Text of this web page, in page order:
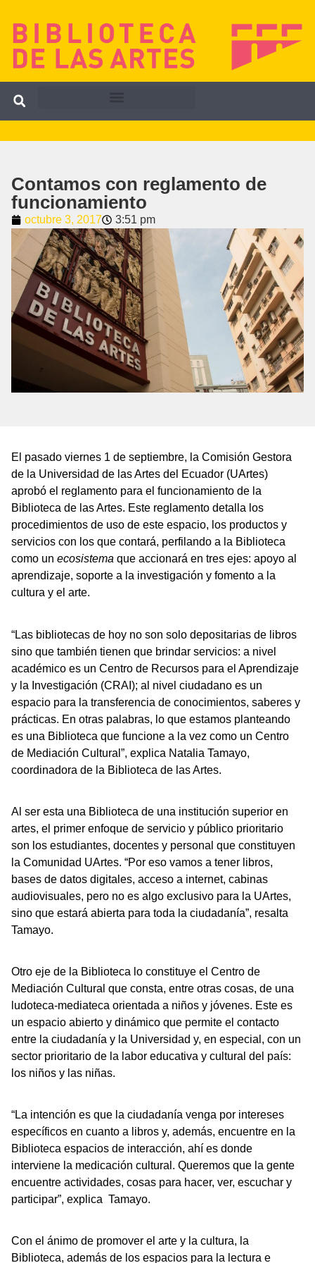
Contamos con reglamento de
funcionamiento
octubre 3, 2017 3:51 pm
El pasado viernes 1 de septiembre, la Comisión Gestora
de la Universidad de las Artes del Ecuador (UArtes)
aprobó el reglamento para el funcionamiento de la
Biblioteca de las Artes. Este reglamento detalla los
procedimientos de uso de este espacio, los productos y
servicios con los que contará, perfilando a la Biblioteca
como un ecosistema que accionará en tres ejes: apoyo al
aprendizaje, soporte a la investigación y fomento a la
cultura y el arte.
“Las bibliotecas de hoy no son solo depositarias de libros
sino que también tienen que brindar servicios: a nivel
académico es un Centro de Recursos para el Aprendizaje
y la Investigación (CRAI); al nivel ciudadano es un
espacio para la transferencia de conocimientos, saberes y
prácticas. En otras palabras, lo que estamos planteando
es una Biblioteca que funcione a la vez como un Centro
de Mediación Cultural”, explica Natalia Tamayo,
coordinadora de la Biblioteca de las Artes.
Al ser esta una Biblioteca de una institución superior en
artes, el primer enfoque de servicio y público prioritario
son los estudiantes, docentes y personal que constituyen
la Comunidad UArtes. “Por eso vamos a tener libros,
bases de datos digitales, acceso a internet, cabinas
audiovisuales, pero no es algo exclusivo para la UArtes,
sino que estará abierta para toda la ciudadanía”, resalta
Tamayo.
Otro eje de la Biblioteca lo constituye el Centro de
Mediación Cultural que consta, entre otras cosas, de una
ludoteca-mediateca orientada a niños y jóvenes. Este es
un espacio abierto y dinámico que permite el contacto
entre la ciudadanía y la Universidad y, en especial, con un
sector prioritario de la labor educativa y cultural del país:
los niños y las niñas.
“La intención es que la ciudadanía venga por intereses
específicos en cuanto a libros y, además, encuentre en la
Biblioteca espacios de interacción, ahí es donde
interviene la medicación cultural. Queremos que la gente
encuentre actividades, cosas para hacer, ver, escuchar y
participar”, explica Tamayo.
Con el ánimo de promover el arte y la cultura, la
Biblioteca, además de los espacios para la lectura e